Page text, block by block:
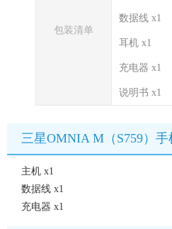
包装清单
数据线 x1
耳机 x1
充电器 x1
说明书 x1
三星OMNIA M（S759）手
主机 x1
数据线 x1
充电器 x1